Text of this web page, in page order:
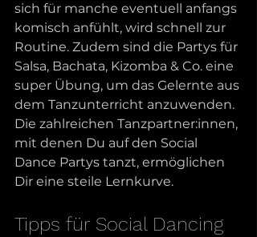
sich für manche eventuell anfangs
komisch anfühlt, wird schnell zur
Routine. Zudem sind die Partys für
Salsa, Bachata, Kizomba & Co. eine
super Übung, um das Gelernte aus
dem Tanzunterricht anzuwenden.
Die zahlreichen Tanzpartner:innen,
mit denen Du auf den Social
Dance Partys tanzt, ermöglichen
Dir eine steile Lernkurve.
Tipps für Social Dancing